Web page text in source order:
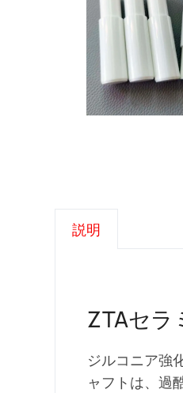
説明
ZTAセラ
ジルコニア強
ャフトは、過